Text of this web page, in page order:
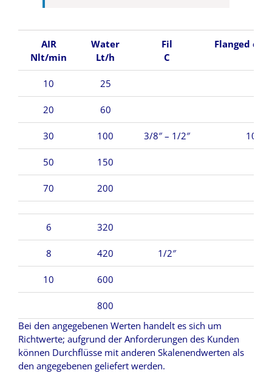
AIR
Nlt/min
Water
Lt/h
Fil
C
Flanged
10 25
20 60
30 100 3/8″ – 1/2″ 10 –
50 150
70 200
6 320
8 420 1/2″
10 600
800
Bei den angegebenen Werten handelt es sich um
Richtwerte; aufgrund der Anforderungen des Kunden
können Durchflüsse mit anderen Skalenendwerten als
den angegebenen geliefert werden.